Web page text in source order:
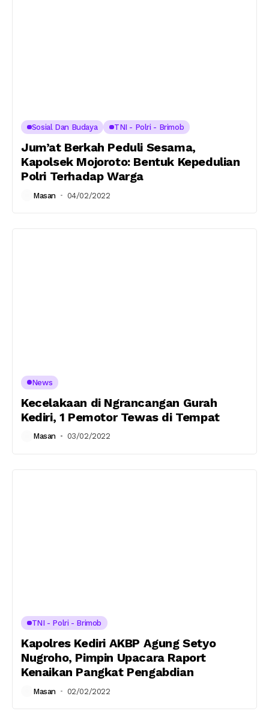
Sosial Dan Budaya TNI - Polri - Brimob
Jum’at Berkah Peduli Sesama,
Kapolsek Mojoroto: Bentuk Kepedulian
Polri Terhadap Warga
Masan 04/02/2022
News
Kecelakaan di Ngrancangan Gurah
Kediri, 1 Pemotor Tewas di Tempat
Masan 03/02/2022
TNI - Polri - Brimob
Kapolres Kediri AKBP Agung Setyo
Nugroho, Pimpin Upacara Raport
Kenaikan Pangkat Pengabdian
Masan 02/02/2022